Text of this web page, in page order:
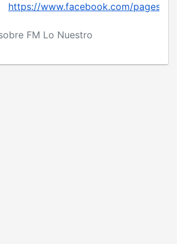
FM Lo Nuestro
https://www.facebook.com/pages/